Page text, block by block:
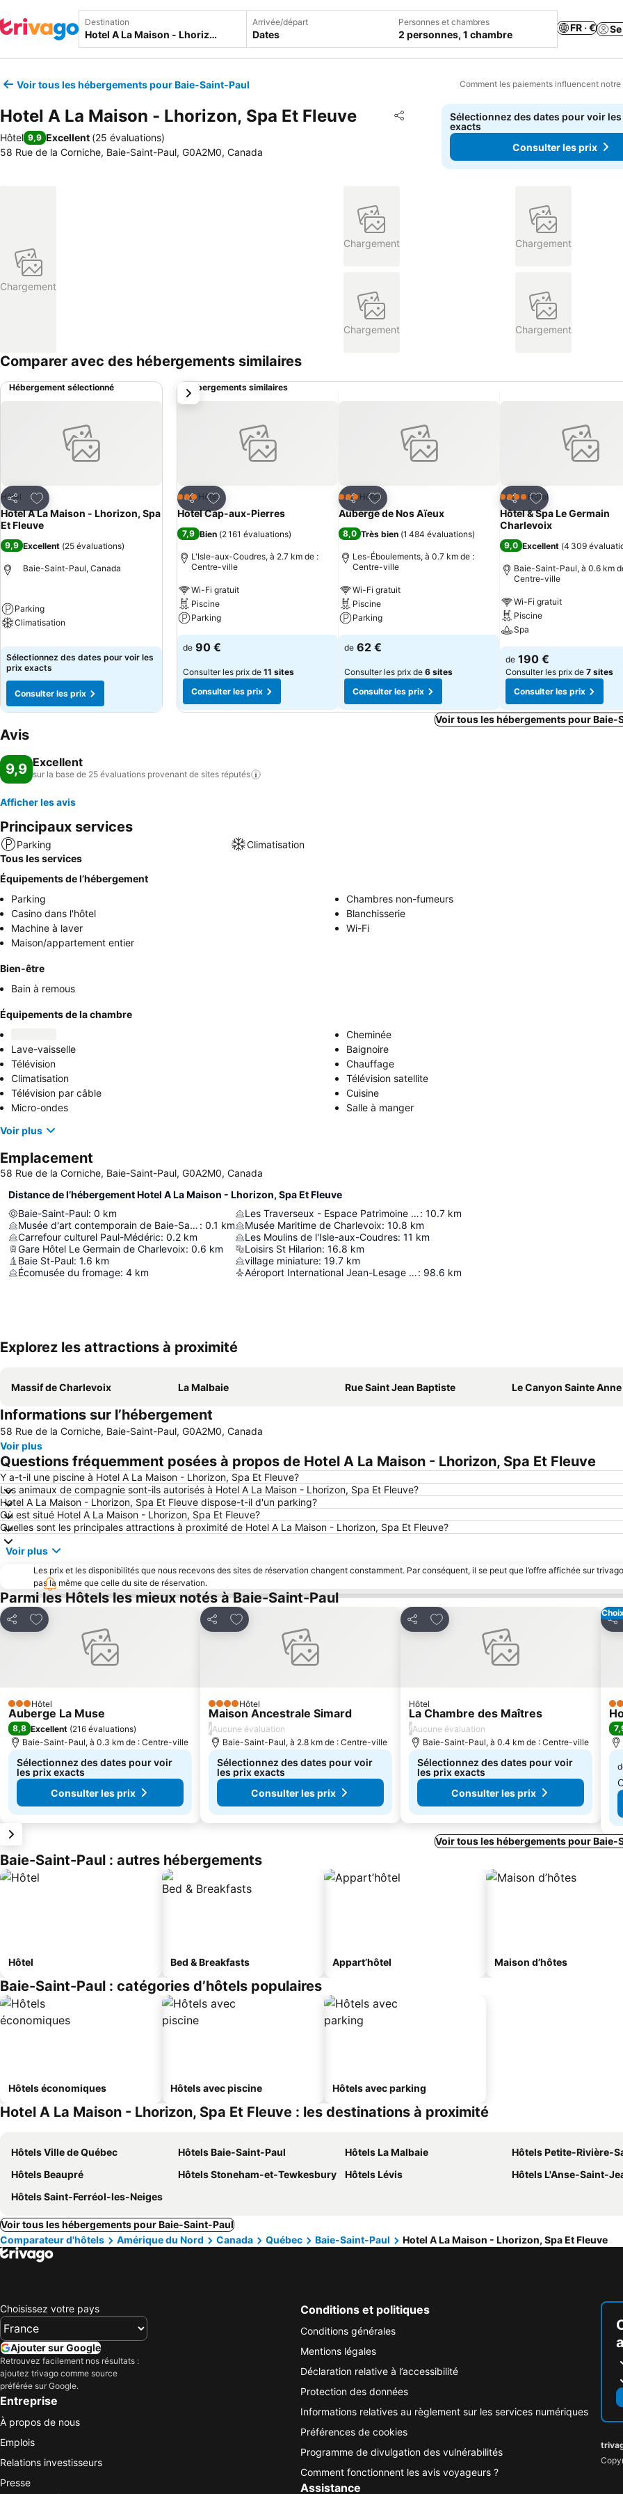
Destination Arrivée/départ
Dates
Personnes et chambres
2 personnes, 1 chambre
FR · €
Voir tous les hébergements pour Baie-Saint-Paul Comment les paiements influencent
Hotel A La Maison - Lhorizon, Spa Et Fleuve Partager
Ajouter à mes favoris
Hôtel 9,9 Excellent (25 évaluations)
58 Rue de la Corniche, Baie-Saint-Paul, G0A2M0, Canada
Sélectionnez des dates pour voir
exacts
Consulter les prix
Chargement
Chargement Chargement
Chargement Chargement
Comparer avec des hébergements similaires
Hébergement sélectionné
Partager
Ajouter à mes favoris
Hôtel
Hotel A La Maison - Lhorizon, Spa
Et Fleuve
9,9 Excellent (25 évaluations)
Baie-Saint-Paul, Canada
Parking
Climatisation
Sélectionnez des dates pour voir les
prix exacts
Consulter les prix
Hébergements similaires
Partager
Ajouter à mes favoris
3 ÉtoilesHôtel
Hotel Cap-aux-Pierres
7,9 Bien (2 161 évaluations)
L'Isle-aux-Coudres, à 2.7 km de :
Centre-ville
Wi-Fi gratuit
Piscine
Parking
de 90 €
Consulter les prix de 11 sites
Consulter les prix
Partager
Ajouter à mes favoris
3 ÉtoilesHôtel
Auberge de Nos Aïeux
8,0 Très bien (1 484 évaluations)
Les-Éboulements, à 0.7 km de :
Centre-ville
Wi-Fi gratuit
Piscine
Parking
de 62 €
Consulter les prix de 6 sites
Consulter les prix
Partager
Ajouter à mes
4 ÉtoilesHôtel
Hôtel & Spa Le Germain
Charlevoix
9,0 Excellent (4 309
Baie-Saint-Paul, à 0.6 km
Centre-ville
Wi-Fi gratuit
Piscine
Spa
de 190 €
Consulter les prix de 7 sites
Consulter les prix
suivant
Voir tous les hébergements pour Baie-
Avis
9,9 Excellent
sur la base de 25 évaluations provenant de sites réputés
Afficher les avis
Principaux services
Parking
Climatisation
Tous les services
Équipements de l’hébergement
Parking
Chambres non-fumeurs
Casino dans l'hôtel
Blanchisserie
Machine à laver
Wi-Fi
Maison/appartement entier
Bien-être
Bain à remous
Équipements de la chambre
Cheminée
Lave-vaisselle
Baignoire
Télévision
Chauffage
Climatisation
Télévision satellite
Télévision par câble
Cuisine
Micro-ondes
Salle à manger
Voir plus
Emplacement
58 Rue de la Corniche, Baie-Saint-Paul, G0A2M0, Canada
Distance de l’hébergement Hotel A La Maison - Lhorizon, Spa Et Fleuve
Baie-Saint-Paul: 0 km
Musée d'art contemporain de Baie-Saint-Paul : 0.1 km
Carrefour culturel Paul-Médéric: 0.2 km
Gare Hôtel Le Germain de Charlevoix: 0.6 km
Baie St-Paul: 1.6 km
Écomusée du fromage: 4 km
Les Traverseux - Espace Patrimoine Canot à Glace / Musee Les Voitures D'eau: 10.7 km
Musée Maritime de Charlevoix: 10.8 km
Les Moulins de l'Isle-aux-Coudres: 11 km
Loisirs St Hilarion: 16.8 km
village miniature: 19.7 km
Aéroport International Jean-Lesage De Québec: 98.6 km
Explorez les attractions à proximité
Massif de Charlevoix La Malbaie Rue Saint Jean Baptiste Le Canyon Sainte Anne
Informations sur l’hébergement
58 Rue de la Corniche, Baie-Saint-Paul, G0A2M0, Canada
Voir plus
Questions fréquemment posées à propos de Hotel A La Maison - Lhorizon, Spa Et Fleuve
Y a-t-il une piscine à Hotel A La Maison - Lhorizon, Spa Et Fleuve?
Les animaux de compagnie sont-ils autorisés à Hotel A La Maison - Lhorizon, Spa Et Fleuve?
Hotel A La Maison - Lhorizon, Spa Et Fleuve dispose-t-il d'un parking?
Où est situé Hotel A La Maison - Lhorizon, Spa Et Fleuve?
Quelles sont les principales attractions à proximité de Hotel A La Maison - Lhorizon, Spa Et Fleuve?
Voir plus
Les prix et les disponibilités que nous recevons des sites de réservation changent constamment. Par conséquent, il se peut que l’offre affichée sur
pas la même que celle du site de réservation.
Parmi les Hôtels les mieux notés à Baie-Saint-Paul
Partager
Ajouter à mes favoris
3 Étoiles
Hôtel
Auberge La Muse
8,8 Excellent (216 évaluations)
Baie-Saint-Paul, à 0.3 km de : Centre-ville
Sélectionnez des dates pour voir
les prix exacts
Consulter les prix
Partager
Ajouter à mes favoris
4 ÉtoilesHôtel
Maison Ancestrale Simard
/Aucune évaluation
Baie-Saint-Paul, à 2.8 km de : Centre-ville
Sélectionnez des dates pour voir
les prix exacts
Consulter les prix
Partager
Ajouter à mes favoris
Hôtel
La Chambre des Maîtres
/Aucune évaluation
Baie-Saint-Paul, à 0.4 km de : Centre-ville
Sélectionnez des dates pour voir
les prix exacts
Consulter les prix
3
Voir tous les hébergements pour Baie-
Baie-Saint-Paul : autres hébergements
Hôtel Bed & Breakfasts Appart’hôtel Maison d’hôtes
Baie-Saint-Paul : catégories d’hôtels populaires
Hôtels économiques Hôtels avec piscine Hôtels avec parking
Hotel A La Maison - Lhorizon, Spa Et Fleuve : les destinations à proximité
Hôtels Ville de Québec Hôtels Baie-Saint-Paul Hôtels La Malbaie
Hôtels Petite-Rivière-
Hôtels Beaupré
Hôtels Stoneham-et-Tewkesbury Hôtels Lévis
Hôtels L'Anse-Saint-
Hôtels Saint-Ferréol-les-Neiges
Voir tous les hébergements pour Baie-Saint-Paul
Comparateur d'hôtels
Amérique du Nord Canada Québec Baie-Saint-Paul Hotel A La Maison - Lhorizon, Spa Et Fleuve
Choisissez votre pays
Ajouter sur Google
Retrouvez facilement nos résultats :
ajoutez trivago comme source
préférée sur Google.
Entreprise
À propos de nous
Emplois
Relations investisseurs
Presse
Conditions et politiques
Conditions générales
Mentions légales
Déclaration relative à l’accessibilité
Protection des données
Informations relatives au règlement sur les services numériques
Préférences de cookies
Programme de divulgation des vulnérabilités
Comment fonctionnent les avis voyageurs ?
Assistance